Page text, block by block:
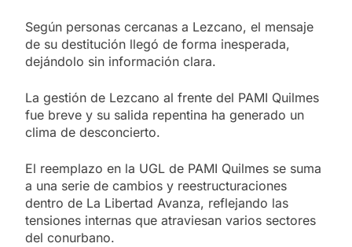
Según personas cercanas a Lezcano, el mensaje
de su destitución llegó de forma inesperada,
dejándolo sin información clara.
La gestión de Lezcano al frente del PAMI Quilmes
fue breve y su salida repentina ha generado un
clima de desconcierto.
El reemplazo en la UGL de PAMI Quilmes se suma
a una serie de cambios y reestructuraciones
dentro de La Libertad Avanza, reflejando las
tensiones internas que atraviesan varios sectores
del conurbano.